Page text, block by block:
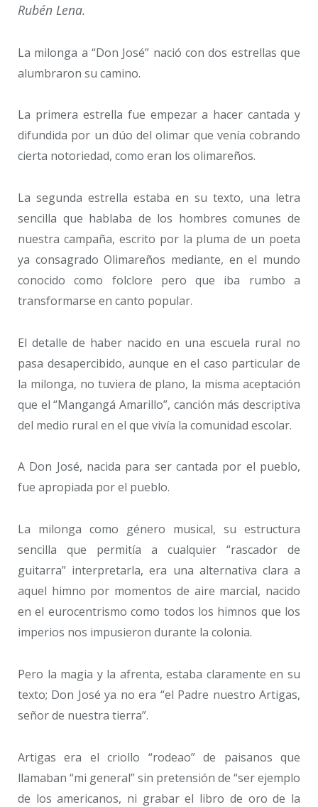
Rubén Lena.
La milonga a “Don José” nació con dos estrellas que
alumbraron su camino.
La primera estrella fue empezar a hacer cantada y
difundida por un dúo del olimar que venía cobrando
cierta notoriedad, como eran los olimareños.
La segunda estrella estaba en su texto, una letra
sencilla que hablaba de los hombres comunes de
nuestra campaña, escrito por la pluma de un poeta
ya consagrado Olimareños mediante, en el mundo
conocido como folclore pero que iba rumbo a
transformarse en canto popular.
El detalle de haber nacido en una escuela rural no
pasa desapercibido, aunque en el caso particular de
la milonga, no tuviera de plano, la misma aceptación
que el “Mangangá Amarillo”, canción más descriptiva
del medio rural en el que vivía la comunidad escolar.
A Don José, nacida para ser cantada por el pueblo,
fue apropiada por el pueblo.
La milonga como género musical, su estructura
sencilla que permitía a cualquier “rascador de
guitarra” interpretarla, era una alternativa clara a
aquel himno por momentos de aire marcial, nacido
en el eurocentrismo como todos los himnos que los
imperios nos impusieron durante la colonia.
Pero la magia y la afrenta, estaba claramente en su
texto; Don José ya no era “el Padre nuestro Artigas,
señor de nuestra tierra”.
Artigas era el criollo “rodeao” de paisanos que
llamaban “mi general” sin pretensión de “ser ejemplo
de los americanos, ni grabar el libro de oro de la